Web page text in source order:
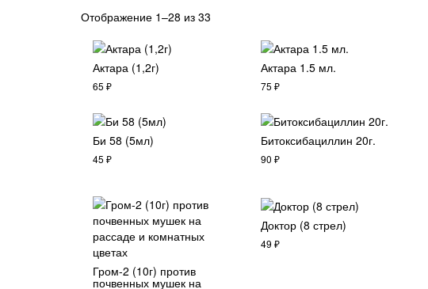
Отображение 1–28 из 33
Актара (1,2г)
65 ₽
Актара 1.5 мл.
75 ₽
Би 58 (5мл)
45 ₽
Битоксибациллин 20г.
90 ₽
Гром-2 (10г) против
почвенных мушек на
Доктор (8 стрел)
49 ₽